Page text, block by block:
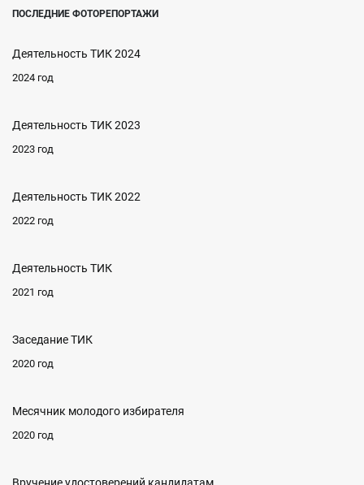
ПОСЛЕДНИЕ ФОТОРЕПОРТАЖИ
Деятельность ТИК 2024
2024 год
Деятельность ТИК 2023
2023 год
Деятельность ТИК 2022
2022 год
Деятельность ТИК
2021 год
Заседание ТИК
2020 год
Месячник молодого избирателя
2020 год